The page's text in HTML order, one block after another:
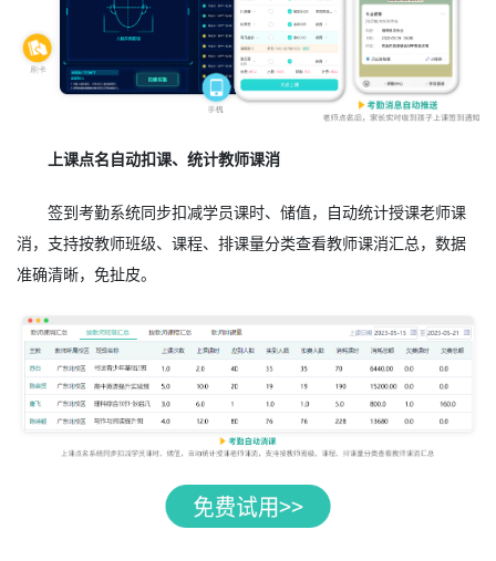
上课点名自动扣课、统计教师课消
签到考勤系统同步扣减学员课时、储值，自动统计授课老师课
消，支持按教师班级、课程、排课量分类查看教师课消汇总，数据
准确清晰，免扯皮。